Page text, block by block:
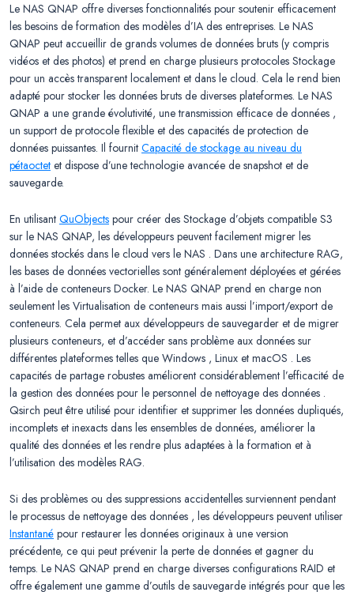
Le NAS QNAP offre diverses fonctionnalités pour soutenir efficacement
les besoins de formation des modèles d’IA des entreprises. Le NAS
QNAP peut accueillir de grands volumes de données bruts (y compris
vidéos et des photos) et prend en charge plusieurs protocoles Stockage
pour un accès transparent localement et dans le cloud. Cela le rend bien
adapté pour stocker les données bruts de diverses plateformes. Le NAS
QNAP a une grande évolutivité, une transmission efficace de données ,
un support de protocole flexible et des capacités de protection de
données puissantes. Il fournit Capacité de stockage au niveau du
pétaoctet et dispose d’une technologie avancée de snapshot et de
sauvegarde.
En utilisant QuObjects pour créer des Stockage d’objets compatible S3
sur le NAS QNAP, les développeurs peuvent facilement migrer les
données stockés dans le cloud vers le NAS . Dans une architecture RAG,
les bases de données vectorielles sont généralement déployées et gérées
à l’aide de conteneurs Docker. Le NAS QNAP prend en charge non
seulement les Virtualisation de conteneurs mais aussi l’import/export de
conteneurs. Cela permet aux développeurs de sauvegarder et de migrer
plusieurs conteneurs, et d’accéder sans problème aux données sur
différentes plateformes telles que Windows , Linux et macOS . Les
capacités de partage robustes améliorent considérablement l’efficacité de
la gestion des données pour le personnel de nettoyage des données .
Qsirch peut être utilisé pour identifier et supprimer les données dupliqués,
incomplets et inexacts dans les ensembles de données, améliorer la
qualité des données et les rendre plus adaptées à la formation et à
l’utilisation des modèles RAG.
Si des problèmes ou des suppressions accidentelles surviennent pendant
le processus de nettoyage des données , les développeurs peuvent utiliser
Instantané pour restaurer les données originaux à une version
précédente, ce qui peut prévenir la perte de données et gagner du
temps. Le NAS QNAP prend en charge diverses configurations RAID et
offre également une gamme d’outils de sauvegarde intégrés pour que les